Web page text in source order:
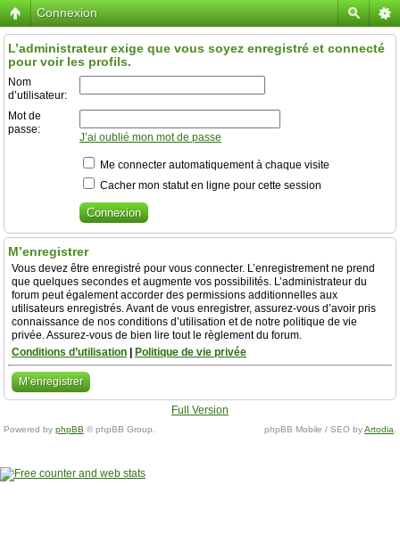
Connexion
L’administrateur exige que vous soyez enregistré et connecté
pour voir les profils.
Nom
d’utilisateur:
Mot de
passe:
J’ai oublié mon mot de passe
Me connecter automatiquement à chaque visite
Cacher mon statut en ligne pour cette session
M’enregistrer
Vous devez être enregistré pour vous connecter. L’enregistrement ne prend
que quelques secondes et augmente vos possibilités. L’administrateur du
forum peut également accorder des permissions additionnelles aux
utilisateurs enregistrés. Avant de vous enregistrer, assurez-vous d’avoir pris
connaissance de nos conditions d’utilisation et de notre politique de vie
privée. Assurez-vous de bien lire tout le règlement du forum.
Conditions d’utilisation
Politique de vie privée
M’enregistrer
Full Version
Powered by phpBB © phpBB Group. phpBB Mobile / SEO byArtodia